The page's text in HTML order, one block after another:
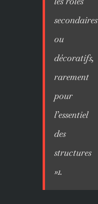
secondaires
ou
décoratifs,
rarement
pour
l’essentiel
des
structures
»1.